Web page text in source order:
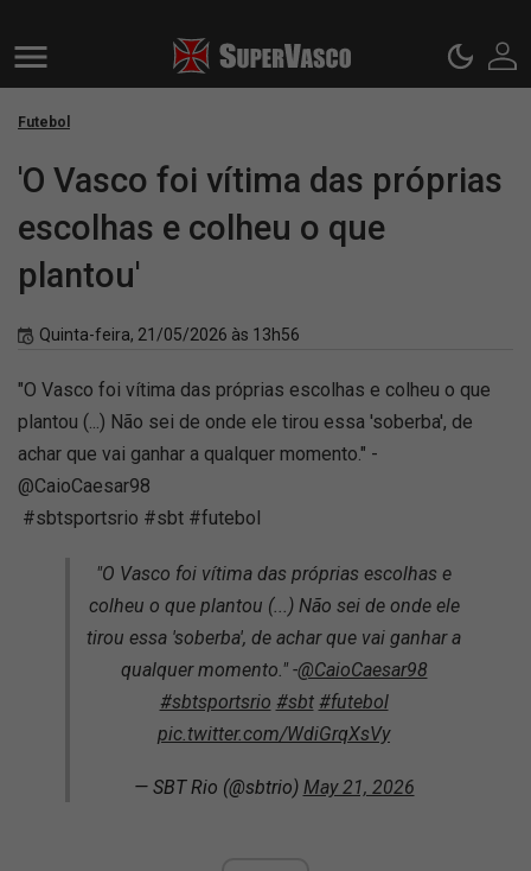
Futebol
'O Vasco foi vítima das próprias
escolhas e colheu o que
plantou'
Quinta-feira, 21/05/2026 às 13h56
"O Vasco foi vítima das próprias escolhas e colheu o que
plantou (...) Não sei de onde ele tirou essa 'soberba', de
achar que vai ganhar a qualquer momento." -
@CaioCaesar98
#sbtsportsrio #sbt #futebol
"O Vasco foi vítima das próprias escolhas e
colheu o que plantou (...) Não sei de onde ele
tirou essa 'soberba', de achar que vai ganhar a
qualquer momento." -@CaioCaesar98
#sbtsportsrio #sbt #futebol
pic.twitter.com/WdiGrqXsVy
— SBT Rio (@sbtrio) May 21, 2026